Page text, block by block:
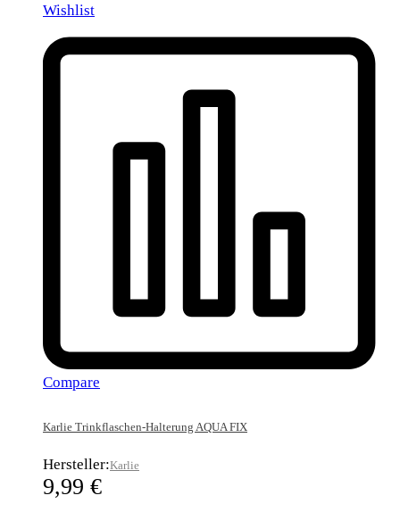
Wishlist
Compare
Karlie Trinkflaschen-Halterung AQUA FIX
Hersteller:Karlie
9,99 €